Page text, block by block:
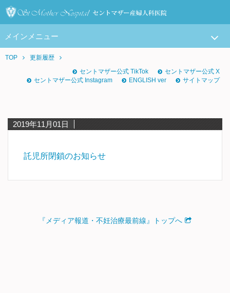
メインメニュー
TOP
更新履歴
セントマザー公式 TikTok
セントマザー公式 X
セントマザー公式 Instagram
ENGLISH ver サイトマップ
2019年11月01日
託児所閉鎖のお知らせ
『メディア報道・不妊治療最前線』トップへ